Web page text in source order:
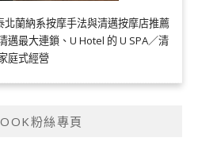
蘭納系按摩手法與清邁按摩店推薦
邁最大連鎖、U Hotel 的 U SPA／清
庭式經營
粉絲專頁